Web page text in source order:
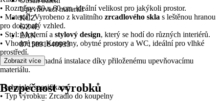
Upevňovací materiál
KČZ
GZ4F
EAN
8715891840933
• Rozměry: 80 x 60 cm, ideální velikost pro jakýkoli prostor.
• Materiál: Vyrobeno z kvalitního zrcadlového skla s leštěnou hranou
pro dokonalý vzhled.
• Styl: Moderní a stylový design, který se hodí do různých interiérů.
• Vhodné pro: Koupelny, obytné prostory a WC, ideální pro vlhké
prostředí.
• Upevnění: Snadná instalace díky přiloženému upevňovacímu
materiálu.
Technická specifikace:
• Typ výrobku: Zrcadlo do koupelny
Zobrazit více
Bezpečnost výrobků